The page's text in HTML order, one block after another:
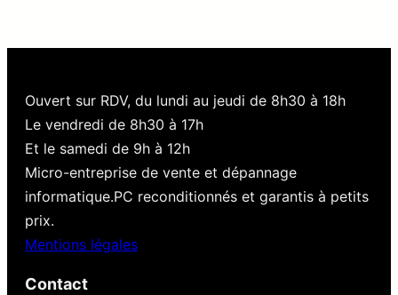
Ouvert sur RDV, du lundi au jeudi de 8h30 à 18h
Le vendredi de 8h30 à 17h
Et le samedi de 9h à 12h
Micro-entreprise de vente et dépannage
informatique.PC reconditionnés et garantis à petits
prix.
Mentions légales
Contact